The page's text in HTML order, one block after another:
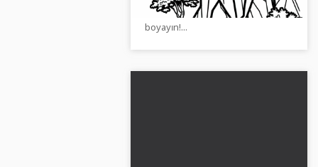
indirin ve çevrimiçi olarak
boyayın!...